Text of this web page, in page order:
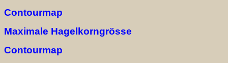
Contourmap
Maximale Hagelkorngrösse
Contourmap